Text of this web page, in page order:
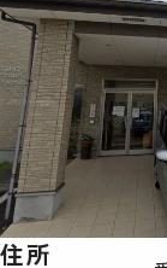
住所